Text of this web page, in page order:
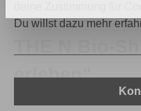
erleben"
Du willst dazu mehr